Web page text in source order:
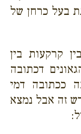
בעל כרחן של
קרקעות בין
דכתובה
ככתובה דמי
זה אבל נמצא